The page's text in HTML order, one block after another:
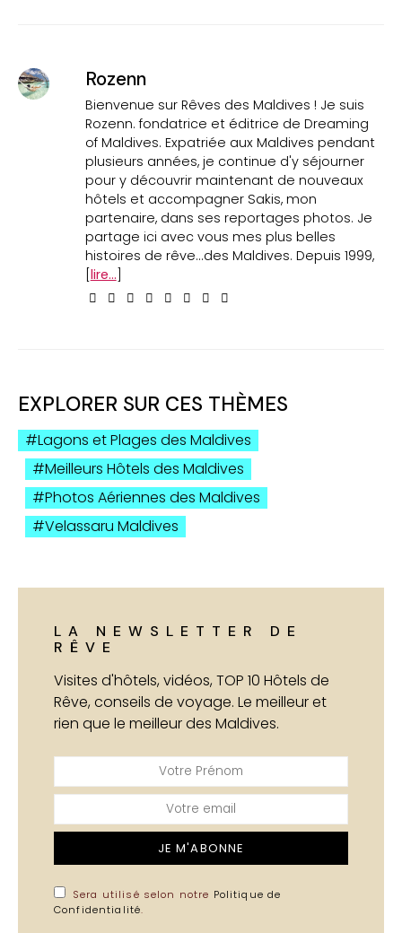
Rozenn
Bienvenue sur Rêves des Maldives ! Je suis
Rozenn. fondatrice et éditrice de Dreaming
of Maldives. Expatriée aux Maldives pendant
plusieurs années, je continue d'y séjourner
pour y découvrir maintenant de nouveaux
hôtels et accompagner Sakis, mon
partenaire, dans ses reportages photos. Je
partage ici avec vous mes plus belles
histoires de rêve...des Maldives. Depuis 1999,
lire...
EXPLORER SUR CES THÈMES
Lagons et Plages des Maldives
Meilleurs Hôtels des Maldives
Photos Aériennes des Maldives
Velassaru Maldives
LA NEWSLETTER DE
RÊVE
Visites d'hôtels, vidéos, TOP 10 Hôtels de
Rêve, conseils de voyage. Le meilleur et
rien que le meilleur des Maldives.
JE M'ABONNE
Sera utilisé selon notre Politique de
Confidentialité.